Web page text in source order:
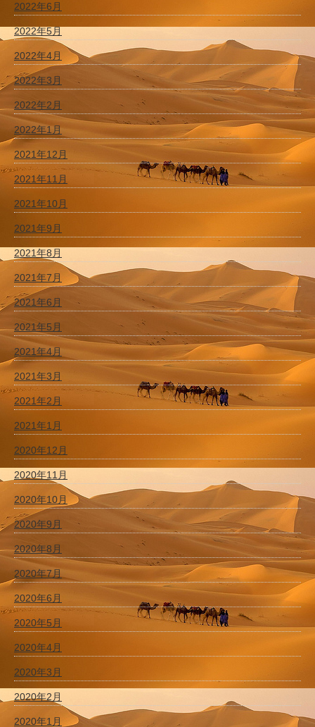
2022年6月
2022年5月
2022年4月
2022年3月
2022年2月
2022年1月
2021年12月
2021年11月
2021年10月
2021年9月
2021年8月
2021年7月
2021年6月
2021年5月
2021年4月
2021年3月
2021年2月
2021年1月
2020年12月
2020年11月
2020年10月
2020年9月
2020年8月
2020年7月
2020年6月
2020年5月
2020年4月
2020年3月
2020年2月
2020年1月